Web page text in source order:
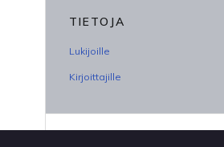
TIETOJA
Lukijoille
Kirjoittajille